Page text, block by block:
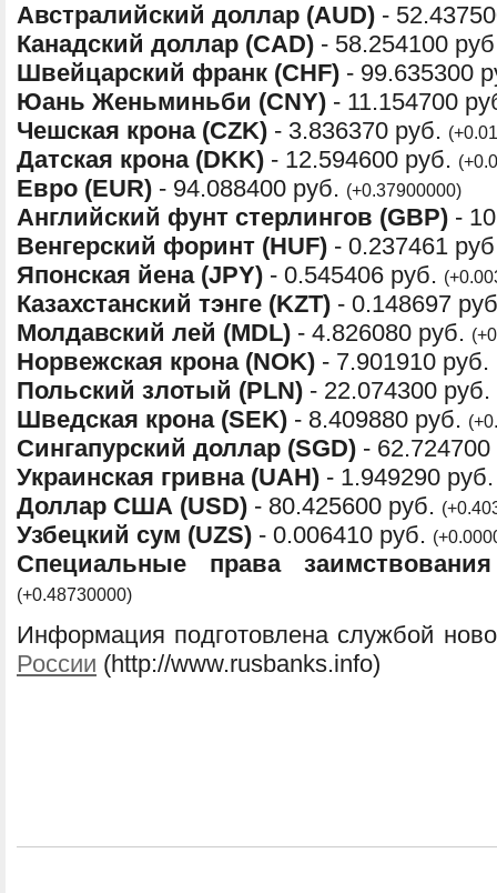
Австралийский доллар (AUD) -
Канадский доллар (CAD) - 58.254100
Швейцарский франк (CHF) - 99.635300
Юань Женьминьби (CNY) - 11.154700
Чешская крона (CZK) - 3.836370 руб.
Датская крона (DKK) - 12.594600 руб.
Евро (EUR) - 94.088400 руб. (+0.37900000)
Английский фунт стерлингов (GBP) -
Венгерский форинт (HUF) - 0.237461
Японская йена (JPY) - 0.545406 руб.
Казахстанский тэнге (KZT) - 0.148697
Молдавский лей (MDL) - 4.826080 руб.
Норвежская крона (NOK) - 7.901910 руб.
Польский злотый (PLN) - 22.074300 руб.
Шведская крона (SEK) - 8.409880 руб.
Сингапурский доллар (SGD) -
Украинская гривна (UAH) - 1.949290
Доллар США (USD) - 80.425600 руб.
Узбецкий сум (UZS) - 0.006410 руб.
Специальные права
(+0.48730000)
Информация подготовлена службой
России (http://www.rusbanks.info)